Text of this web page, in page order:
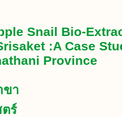
Snail Bio-
:A Case
Province
ขา
ตร์